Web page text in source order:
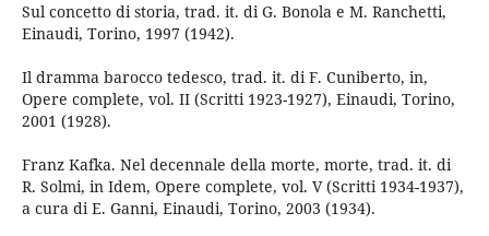
Sul concetto di storia, trad. it. di G. Bonola e M. Ranchetti,
Einaudi, Torino, 1997 (1942).
Il dramma barocco tedesco, trad. it. di F. Cuniberto, in,
Opere complete, vol. II (Scritti 1923-1927), Einaudi, Torino,
2001 (1928).
Franz Kafka. Nel decennale della morte, morte, trad. it. di
R. Solmi, in Idem, Opere complete, vol. V (Scritti 1934-1937),
a cura di E. Ganni, Einaudi, Torino, 2003 (1934).